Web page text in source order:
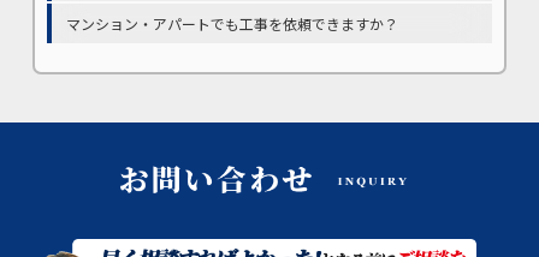
マンション・アパートでも工事を依頼できますか？